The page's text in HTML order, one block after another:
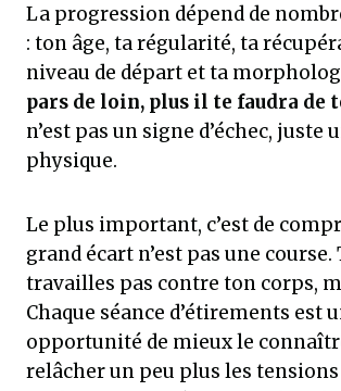
La progression dépend de
: ton âge, ta régularité, ta
niveau de départ et ta
pars de loin, plus il te faudra de
n’est pas un signe d’échec, juste
physique.
Le plus important, c’est de
grand écart n’est pas une course.
travailles pas contre ton corps,
Chaque séance d’étirements est
opportunité de mieux le
relâcher un peu plus les